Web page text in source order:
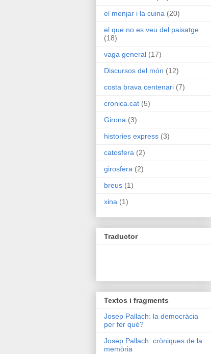
el menjar i la cuina (20)
el que no es veu del paisatge
(18)
vaga general (17)
Discursos del món (12)
costa brava centenari (7)
cronica.cat (5)
Girona (3)
histories express (3)
catosfera (2)
girosfera (2)
breus (1)
xina (1)
Traductor
Textos i fragments
Josep Pallach: la democràcia
per fer què?
Josep Pallach: cròniques de la
memòria